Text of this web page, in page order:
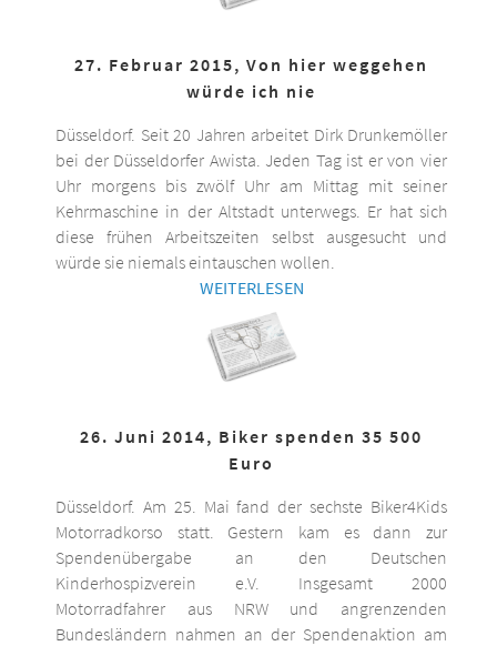
27. Februar 2015, Von hier weggehen
würde ich nie
Düsseldorf. Seit 20 Jahren arbeitet Dirk Drunkemöller
bei der Düsseldorfer Awista. Jeden Tag ist er von vier
Uhr morgens bis zwölf Uhr am Mittag mit seiner
Kehrmaschine in der Altstadt unterwegs. Er hat sich
diese frühen Arbeitszeiten selbst ausgesucht und
würde sie niemals eintauschen wollen.
WEITERLESEN
26. Juni 2014, Biker spenden 35 500
Euro
Düsseldorf. Am 25. Mai fand der sechste Biker4Kids
Motorradkorso statt. Gestern kam es dann zur
Spendenübergabe an den Deutschen
Kinderhospizverein e.V. Insgesamt 2000
Motorradfahrer aus NRW und angrenzenden
Bundesländern nahmen an der Spendenaktion am